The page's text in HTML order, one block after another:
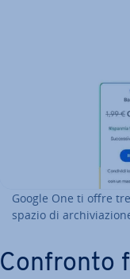
Google One ti offre
spazio di
Confronto